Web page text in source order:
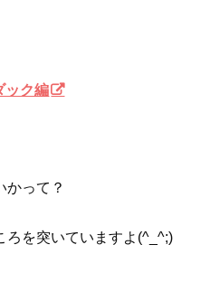
ック編
って？
ろを突いていますよ(^_^;)